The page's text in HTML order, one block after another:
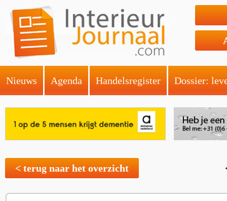
Nieuws Agenda Handelsregister Dossier:
< terug naar het overzicht